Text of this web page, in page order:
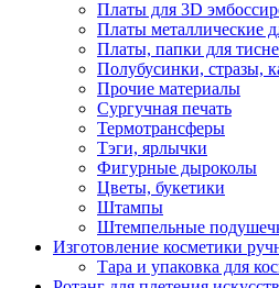
Платы для 3D
Платы металлические
Платы, папки для
Полубусинки, стразы,
Прочие материалы
Сургучная печать
Термотрансферы
Тэги, ярлычки
Фигурные дыроколы
Цветы, букетики
Штампы
Штемпельные
Изготовление косметики
Тара и упаковка для